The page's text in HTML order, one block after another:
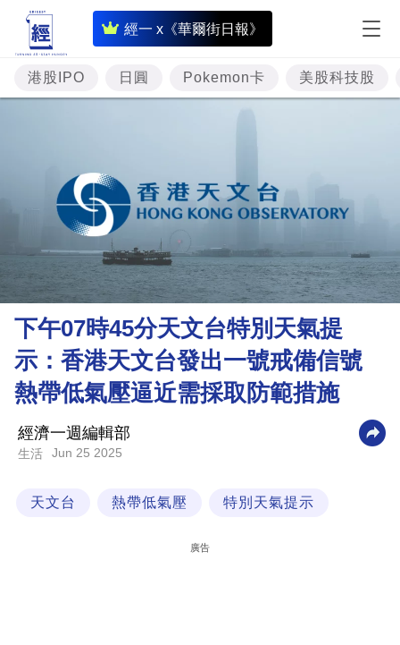
經一 x《華爾街日報》
即
時
財
經
投
資
樓
市
理
財
商
業
科
技
場
港股IPO 日圓 Pokemon卡 美股科技股
下午07時45分天文台特別天氣提
示：香港天文台發出一號戒備信號
熱帶低氣壓逼近需採取防範措施
經濟一週編輯部
生活 Jun 25 2025
天文台 熱帶低氣壓 特別天氣提示
廣告